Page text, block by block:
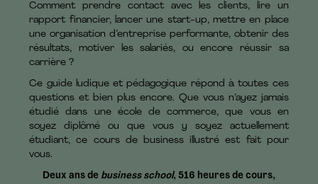
Comment prendre contact avec les clients, lire un
rapport financier, lancer une start-up, mettre en place
une organisation d’entreprise performante, obtenir des
résultats, motiver les salariés, ou encore réussir sa
carrière ?
Ce guide ludique et pédagogique répond à toutes ces
questions et bien plus encore. Que vous n’ayez jamais
étudié dans une école de commerce, que vous en
soyez diplômé ou que vous y soyez actuellement
étudiant, ce cours de business illustré est fait pour
vous.
Deux ans de business school, 516 heures de cours,